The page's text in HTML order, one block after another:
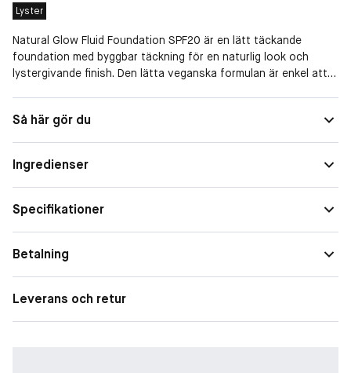
Lyster
Natural Glow Fluid Foundation SPF20 är en lätt täckande
foundation med byggbar täckning för en naturlig look och
lystergivande finish. Den lätta veganska formulan är enkel att
huden jämn och fräsch hela dagen med en vacker lyster.
Skyddar huden mot de skadliga effekterna av UVA/UVB-
Återvunnet glas har använts i tillverkningen av flaskan.
Återvunnen plast har använts i tillverkningen av pumpen.
Så här gör du
Ingredienser
Specifikationer
Betalning
Leverans och retur